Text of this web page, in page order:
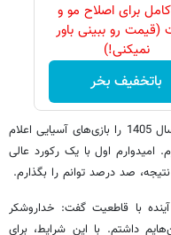
کامل برای اصلاح مو و
رو ببینی باور
نمیکنی!)
باتخفیف بخر
قهرمان دوومیدانی زنان آسیا برنامه خود برای سال 1405 را بازی‌های آسیایی اعلام
امیدوارم اول با یک رکورد عالی
صد درصد توانم را بگذارم.
با قاطعیت گفت: خداروشکر
داشتم. با این شرایط، برای